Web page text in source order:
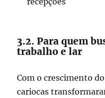
3.2. Para quem
trabalho e lar
Com o crescimento
cariocas